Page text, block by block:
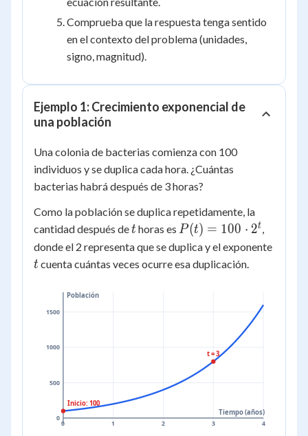
Comprueba que la respuesta tenga sentido
en el contexto del problema (unidades,
signo, magnitud).
Ejemplo 1: Crecimiento exponencial de
una población
Una colonia de bacterias comienza con 100
individuos y se duplica cada hora. ¿Cuántas
bacterias habrá después de 3 horas?
Como la población se duplica repetidamente, la
cantidad después det
thoras es P(t)
=
100
\cdot
P(t) = 100 ⋅ 2t,
donde el 2 representa que se duplica y el exponente
tcuenta cuántas veces ocurre esa duplicación.
0 1 2 3 4
0
500
1000
1500
Tiempo (años)
Población
Inicio: 100
t = 3